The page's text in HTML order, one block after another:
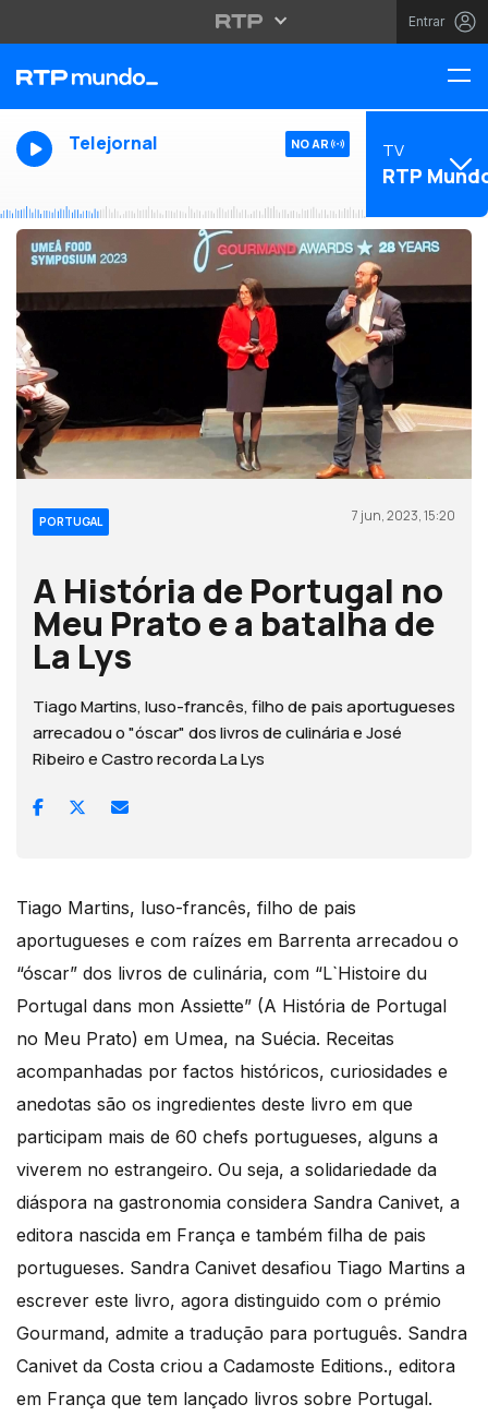
Entrar
Telejornal NO AR TV
RTP
PORTUGAL 7 jun, 2023, 15:20
A História de Portugal no
Meu Prato e a batalha de
La Lys
Tiago Martins, luso-francês, filho de pais aportugueses
arrecadou o "óscar" dos livros de culinária e José
Ribeiro e Castro recorda La Lys
Tiago Martins, luso-francês, filho de pais
aportugueses e com raízes em Barrenta arrecadou o
“óscar” dos livros de culinária, com “L`Histoire du
Portugal dans mon Assiette” (A História de Portugal
no Meu Prato) em Umea, na Suécia. Receitas
acompanhadas por factos históricos, curiosidades e
anedotas são os ingredientes deste livro em que
participam mais de 60 chefs portugueses, alguns a
viverem no estrangeiro. Ou seja, a solidariedade da
diáspora na gastronomia considera Sandra Canivet, a
editora nascida em França e também filha de pais
portugueses. Sandra Canivet desafiou Tiago Martins a
escrever este livro, agora distinguido com o prémio
Gourmand, admite a tradução para português. Sandra
Canivet da Costa criou a Cadamoste Editions., editora
em França que tem lançado livros sobre Portugal.